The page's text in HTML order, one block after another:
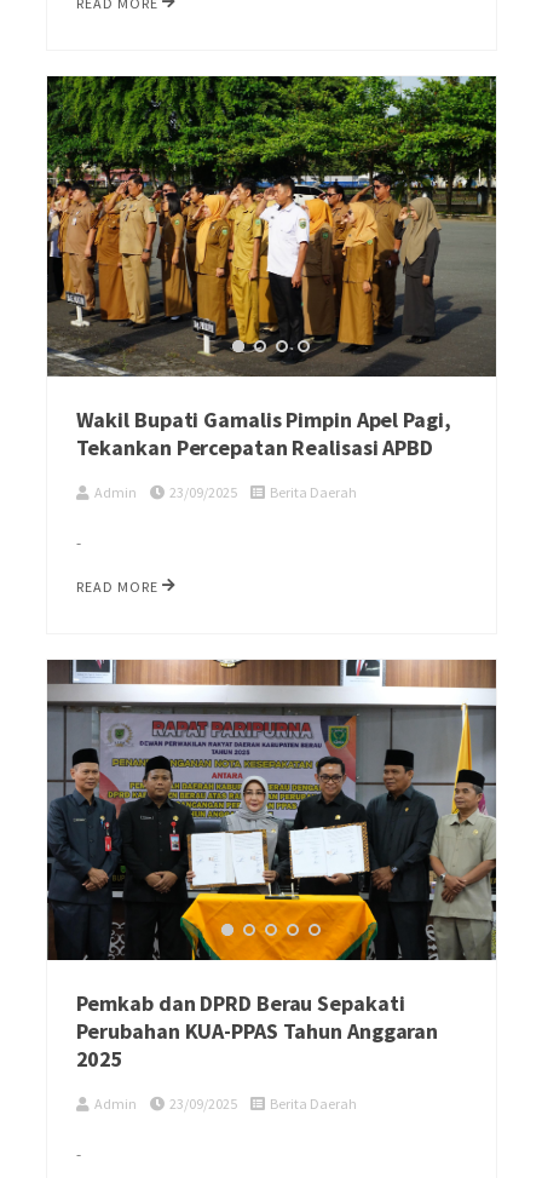
Wakil Bupati Gamalis Pimpin Apel Pagi,
Tekankan Percepatan Realisasi APBD
Admin 23/09/2025 Berita Daerah
-
READ MORE
Pemkab dan DPRD Berau Sepakati
Perubahan KUA-PPAS Tahun Anggaran
2025
Admin 23/09/2025 Berita Daerah
-